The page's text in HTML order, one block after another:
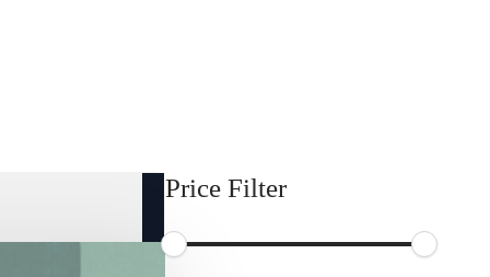
Price Filter